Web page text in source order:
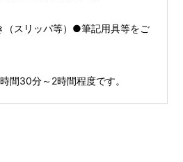
スリッパ等）●筆記用具等をご
間30分～2時間程度です。